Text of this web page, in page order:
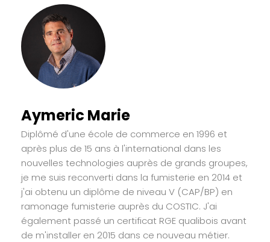
Aymeric Marie
Diplômé d'une école de commerce en 1996 et
après plus de 15 ans à l'international dans les
nouvelles technologies auprès de grands groupes,
je me suis reconverti dans la fumisterie en 2014 et
j'ai obtenu un diplôme de niveau V (CAP/BP) en
ramonage fumisterie auprès du COSTIC. J'ai
également passé un certificat RGE qualibois avant
de m'installer en 2015 dans ce nouveau métier.